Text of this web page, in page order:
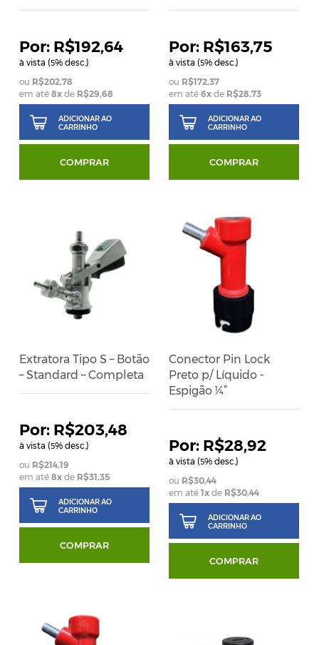
R$192,64
à vista (5% desc.)
R$202,78
em até8x de R$29,68
ADICIONAR AO
CARRINHO
COMPRAR
R$163,75
à vista (5% desc.)
R$172,37
em até 6xde R$28,73
ADICIONAR AO
CARRINHO
COMPRAR
Extratora Tipo S – Botão
– Standard – Completa
R$203,48
à vista (5% desc.)
R$214,19
em até8x de R$31,35
ADICIONAR AO
CARRINHO
COMPRAR
Conector Pin Lock
Preto p/ Líquido -
Espigão ¼”
R$28,92
à vista (5% desc.)
R$30,44
em até 1xde R$30,44
ADICIONAR AO
CARRINHO
COMPRAR